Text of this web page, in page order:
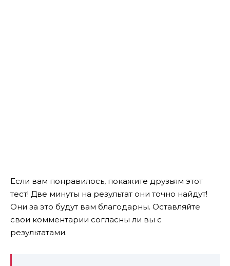
Если вам понравилось, покажите друзьям этот
тест! Две минуты на результат они точно найдут!
Они за это будут вам благодарны. Оставляйте
свои комментарии согласны ли вы с
результатами.